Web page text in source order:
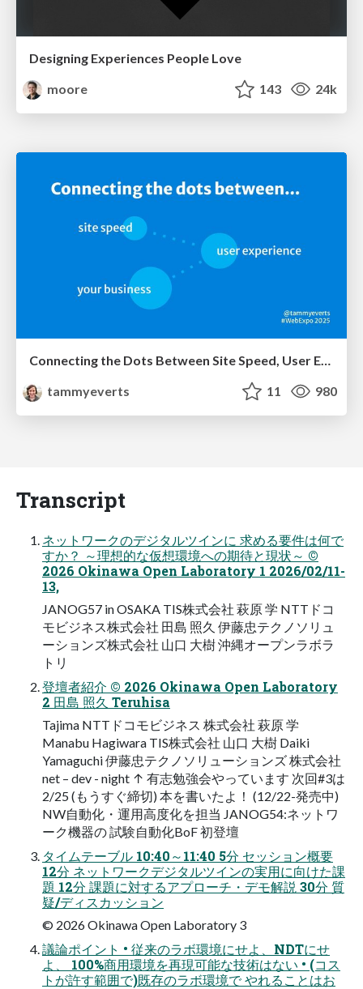
Designing Experiences People Love
moore
143 24k
tammyeverts
11 980
Transcript
ネットワークのデジタルツインに 求める要件は何で
すか？ ～理想的な仮想環境への期待と現状～ ©
2026 Okinawa Open Laboratory 1 2026/02/11-
13,
JANOG57 in OSAKA TIS株式会社 萩原 学 NTTドコ
モビジネス株式会社 田島 照久 伊藤忠テクノソリュ
ーションズ株式会社 山口 大樹 沖縄オープンラボラ
トリ
登壇者紹介 © 2026 Okinawa Open Laboratory
2 田島 照久 Teruhisa
Tajima NTTドコモビジネス 株式会社 萩原 学
Manabu Hagiwara TIS株式会社 山口 大樹 Daiki
Yamaguchi 伊藤忠テクノソリューションズ 株式会社
net – dev - night ↑ 有志勉強会やっています 次回#3は
2/25 (もうすぐ締切) 本を書いたよ！ (12/22-発売中)
NW自動化・運用高度化を担当 JANOG54:ネットワ
ーク機器の 試験自動化BoF 初登壇
タイムテーブル 10:40～11:40 5分 セッション概要
12分 ネットワークデジタルツインの実用に向けた課
題 12分 課題に対するアプローチ・デモ解説 30分 質
疑/ディスカッション
© 2026 Okinawa Open Laboratory 3
議論ポイント • 従来のラボ環境にせよ、NDTにせ
よ、 100%商用環境を再現可能な技術はない • (コス
トが許す範囲で)既存のラボ環境で やれることはお